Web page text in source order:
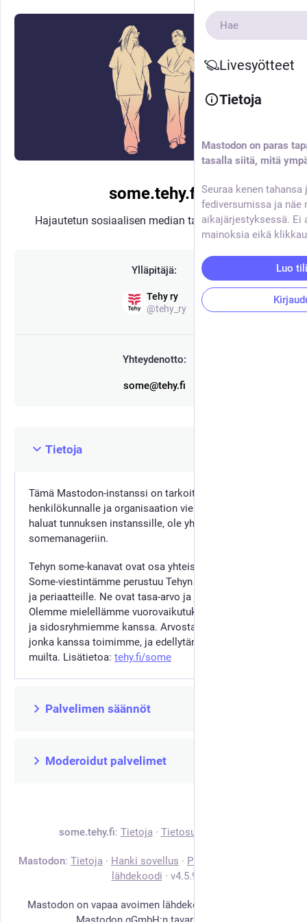
some.tehy.fi
Hajautetun sosiaalisen median tarjoaaMastodon
Ylläpitäjä:
Tehy ry
@tehy_ry
Yhteydenotto:
some@tehy.fi
Tietoja
Tämä Mastodon-instanssi on tarkoitettu Tehyn
henkilökunnalle ja organisaation viestintään. Jos
haluat tunnuksen instanssille, ole yhteydessä
somemanageriin.
Tehyn some-kanavat ovat osa yhteisömme toimintaa.
Some-viestintämme perustuu Tehyn viestinnän arvoille
ja periaatteille. Ne ovat tasa-arvo ja jäsenlähtöisyys.
Olemme mielellämme vuorovaikutuksessa tehyläisten
ja sidosryhmiemme kanssa. Arvostamme jokaista,
jonka kanssa toimimme, ja edellytämme samaa
muilta. Lisätietoa: tehy.fi/some
Palvelimen säännöt
Moderoidut palvelimet
some.tehy.fi: Tietoja· Tietosuojakäytäntö
Mastodon: Tietoja · Hanki sovellus · Pikanäppäimet
lähdekoodi · v4.5.9
Mastodon on vapaa avoimen lähdekoodin ohjelmisto ja
Livesyötteet
Tietoja
Mastodon on paras
tasalla siitä, mitä
Seuraa kenen tahansa
fediversumissa ja näe
aikajärjestyksessä. Ei
mainoksia eikä
Luo tili